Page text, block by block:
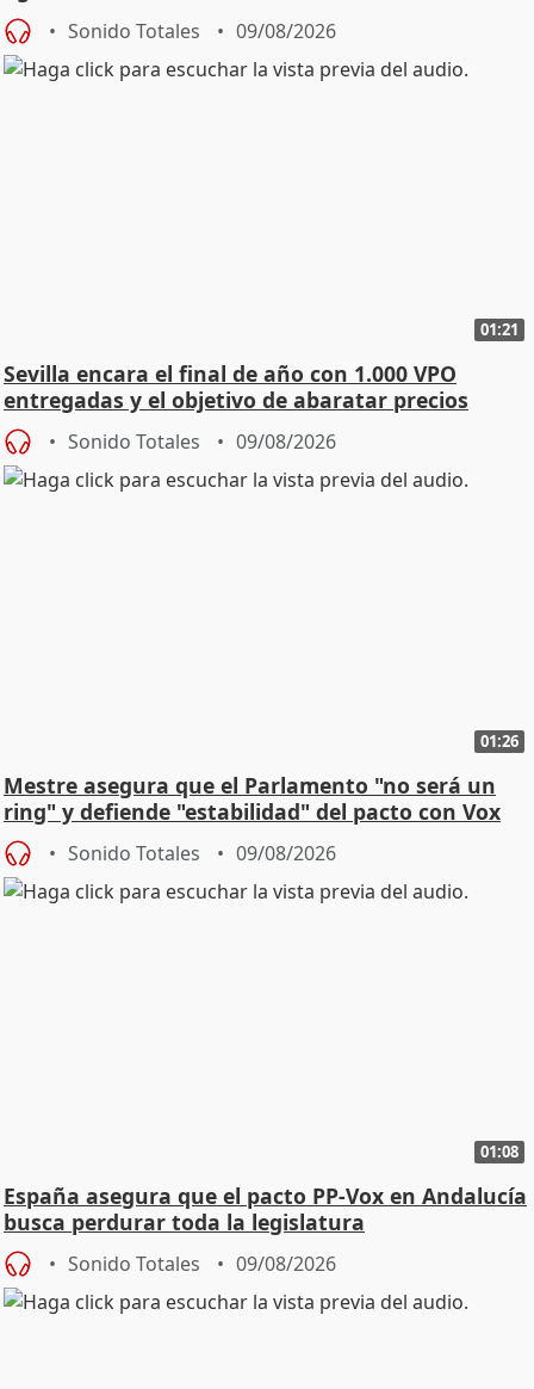
Sonido Totales 09/08/2026
01:21
Sevilla encara el final de año con 1.000 VPO
entregadas y el objetivo de abaratar precios
Sonido Totales 09/08/2026
01:26
Mestre asegura que el Parlamento "no será un
ring" y defiende "estabilidad" del pacto con Vox
Sonido Totales 09/08/2026
01:08
España asegura que el pacto PP-Vox en Andalucía
busca perdurar toda la legislatura
Sonido Totales 09/08/2026